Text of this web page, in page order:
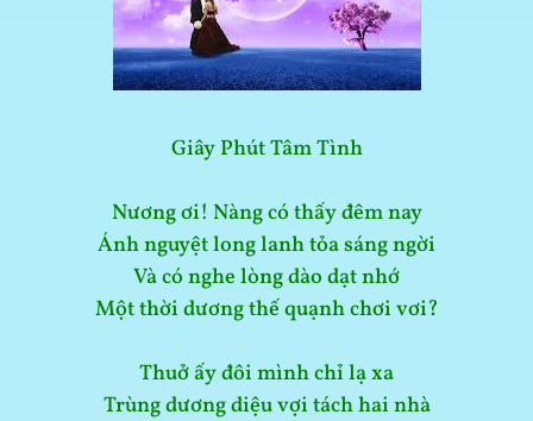
Giây Phút Tâm Tình
Nương ơi! Nàng có thấy đêm nay
Ánh nguyệt long lanh tỏa sáng ngời
Và có nghe lòng dào dạt nhớ
Một thời dương thế quạnh chơi vơi?
Thuở ấy đôi mình chỉ lạ xa
Trùng dương diệu vợi tách hai nhà